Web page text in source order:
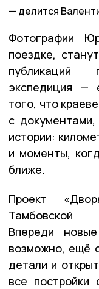
делится
Фотографии
поездке,
экспедиция —
того, что
с
истории:
и моменты,
ближе.
Проект
Впереди
возможно, ещё
детали и
все постройки